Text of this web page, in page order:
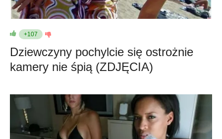
+107
Dziewczyny pochylcie się ostrożnie
kamery nie śpią (ZDJĘCIA)